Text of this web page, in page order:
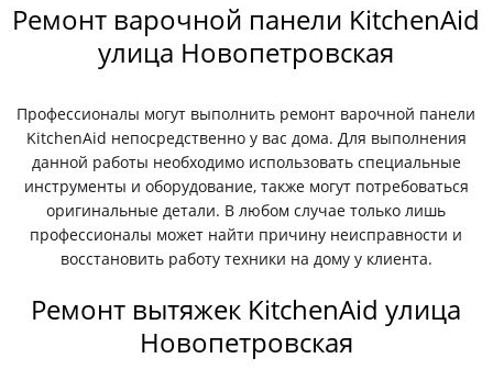
Ремонт варочной панели KitchenAid
улица Новопетровская
Профессионалы могут выполнить ремонт варочной панели
KitchenAid непосредственно у вас дома. Для выполнения
данной работы необходимо использовать специальные
инструменты и оборудование, также могут потребоваться
оригинальные детали. В любом случае только лишь
профессионалы может найти причину неисправности и
восстановить работу техники на дому у клиента.
Ремонт вытяжек KitchenAid улица
Новопетровская